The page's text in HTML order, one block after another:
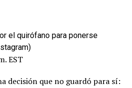
el quirófano para ponerse
EST
decisión que no guardó para sí: